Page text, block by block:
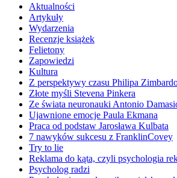
Aktualności
Artykuły
Wydarzenia
Recenzje książek
Felietony
Zapowiedzi
Kultura
Z perspektywy czasu Philipa
Złote myśli Stevena Pinkera
Ze świata neuronauki Antonio
Ujawnione emocje Paula Ekmana
Praca od podstaw Jarosława Kulbata
7 nawyków sukcesu z FranklinCovey
Try to lie
Reklama do kąta, czyli psychologia
Psycholog radzi